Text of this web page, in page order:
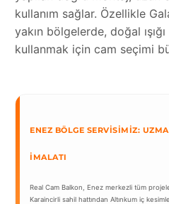
kullanım sağlar. Özellikle
yakın bölgelerde, doğal
kullanmak için cam seçimi
ENEZ BÖLGE SERVISIMIZ:
İMALATI
Real Cam Balkon, Enez merkezli tüm
Karaincirli sahil hattından Altınkum iç